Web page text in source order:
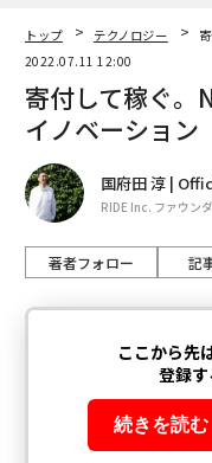
トップ テクノロジー
2022.07.11 12:00
寄付して稼ぐ。
イノベーション
国府田 淳 |
RIDE Inc. ファウン
著者フォロー 記